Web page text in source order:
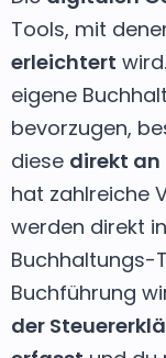
Tools, mit
erleichtert
eigene
bevorzugen,
diese direkt an
hat zahlreiche
werden direkt
Buchhaltungs-
Buchführung
der